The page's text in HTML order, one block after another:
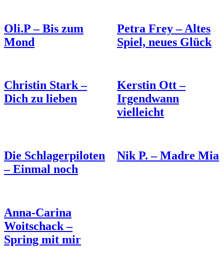
Oli.P – Bis zum
Mond
Petra Frey – Altes
Spiel, neues Glück
Christin Stark –
Dich zu lieben
Kerstin Ott –
Irgendwann
vielleicht
Die Schlagerpiloten
– Einmal noch
Nik P. – Madre Mia
Anna-Carina
Woitschack –
Spring mit mir